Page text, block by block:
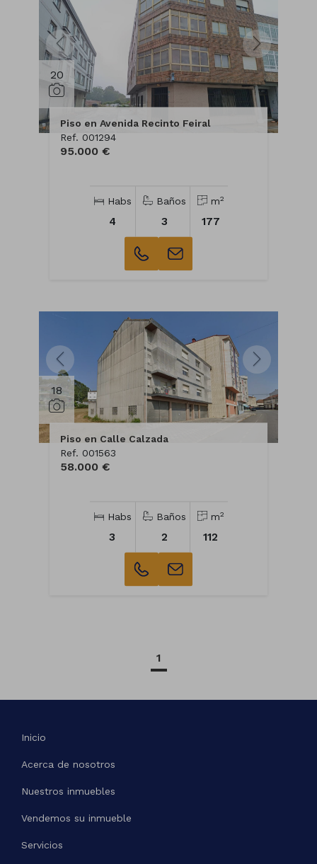
20
Piso en Avenida Recinto Feiral
Ref. 001294
95.000 €
Habs
4
Baños
3
m2
177
18
Piso en Calle Calzada
Ref. 001563
58.000 €
Habs
3
Baños
2
m2
112
1
Inicio
Acerca de nosotros
Nuestros inmuebles
Vendemos su inmueble
Servicios